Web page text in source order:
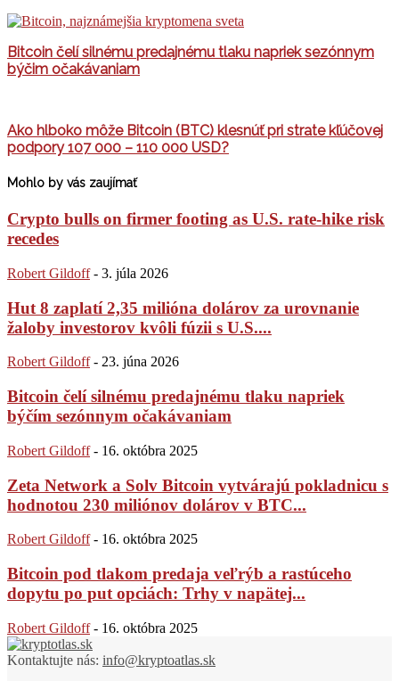
Bitcoin čelí silnému predajnému tlaku napriek sezónnym
býčim očakávaniam
Ako hlboko môže Bitcoin (BTC) klesnúť pri strate kľúčovej
podpory 107 000 – 110 000 USD?
Mohlo by vás zaujímať
Crypto bulls on firmer footing as U.S. rate-hike risk
recedes
Robert Gildoff - 3. júla 2026
Hut 8 zaplatí 2,35 milióna dolárov za urovnanie
žaloby investorov kvôli fúzii s U.S....
Robert Gildoff - 23. júna 2026
Bitcoin čelí silnému predajnému tlaku napriek
býčím sezónnym očakávaniam
Robert Gildoff - 16. októbra 2025
Zeta Network a Solv Bitcoin vytvárajú pokladnicu s
hodnotou 230 miliónov dolárov v BTC...
Robert Gildoff - 16. októbra 2025
Bitcoin pod tlakom predaja veľrýb a rastúceho
dopytu po put opciách: Trhy v napätej...
Robert Gildoff - 16. októbra 2025
Kontaktujte nás: info@kryptoatlas.sk